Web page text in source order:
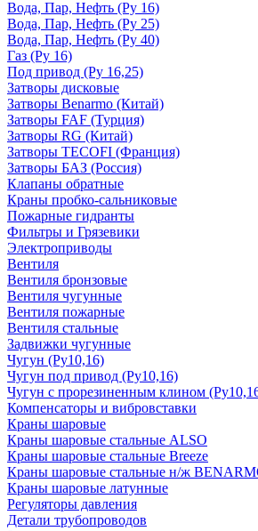
Вода, Пар, Нефть (Ру 16)
Вода, Пар, Нефть (Ру 25)
Вода, Пар, Нефть (Ру 40)
Газ (Ру 16)
Под привод (Ру 16,25)
Затворы дисковые
Затворы Benarmo (Китай)
Затворы FAF (Турция)
Затворы RG (Китай)
Затворы TECOFI (Франция)
Затворы БАЗ (Россия)
Клапаны обратные
Краны пробко-сальниковые
Пожарные гидранты
Фильтры и Грязевики
Электроприводы
Вентиля
Вентиля бронзовые
Вентиля чугунные
Вентиля пожарные
Вентиля стальные
Задвижки чугунные
Чугун (Ру10,16)
Чугун под привод (Ру10,16)
Чугун с прорезиненным клином
Компенсаторы и вибровставки
Краны шаровые
Краны шаровые стальные ALSO
Краны шаровые стальные Breeze
Краны шаровые стальные н/ж
Краны шаровые латунные
Регуляторы давления
Детали трубопроводов